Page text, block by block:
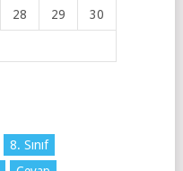
28 29 30
8. Sınıf